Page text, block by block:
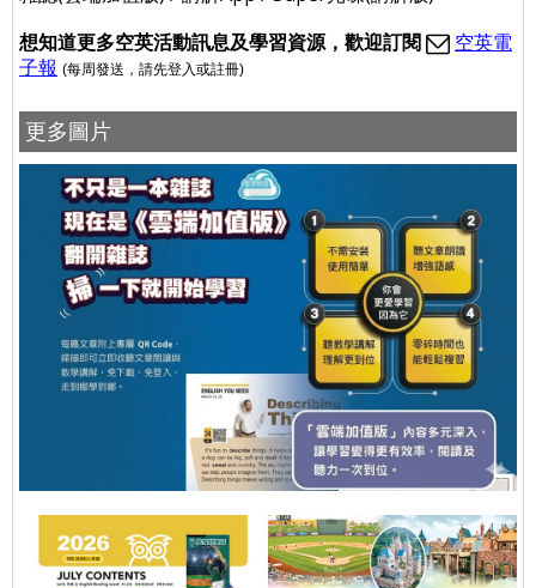
想知道更多空英活動訊息及學習資源，歡迎訂閱
空英電
子報 (每周發送 ，請先登入或註冊)
更多圖片